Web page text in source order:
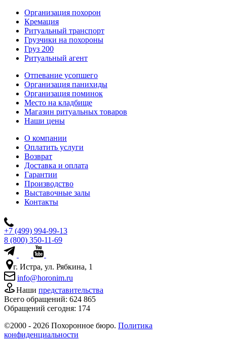
Организация похорон
Кремация
Ритуальный транспорт
Грузчики на похороны
Груз 200
Ритуальный агент
Отпевание усопшего
Организация панихиды
Организация поминок
Место на кладбище
Магазин ритуальных товаров
Наши цены
О компании
Оплатить услуги
Возврат
Доставка и оплата
Гарантии
Производство
Выставочные залы
Контакты
+7 (499) 994-99-13
8 (800) 350-11-69
г. Истра, ул. Рябкина, 1
info@horonim.ru
Наши представительства
Всего обращений: 624 865
Обращений сегодня: 174
©2000 - 2026 Похоронное бюро. Политика
конфиденциальности